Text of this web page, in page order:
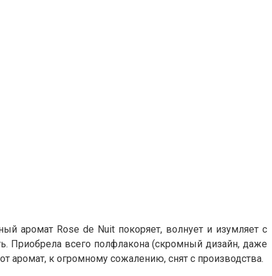
аромат Rose de Nuit покоряет, волнует и изумляет с
Приобрела всего полфлакона (скромный дизайн, даже
аромат, к огромному сожалению, снят с производства.